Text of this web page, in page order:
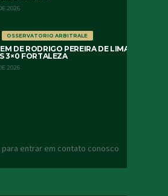
2026
OSSERVATORIO ARBITRALE
DE RODRIGO PEREIRA DE LIMA
3×0 FORTALEZA
2026
entrar em contato conosco